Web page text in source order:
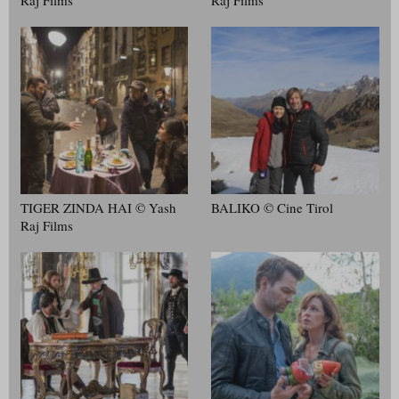
TIGER ZINDA HAI © Yash
Raj Films
BALIKO © Cine Tirol